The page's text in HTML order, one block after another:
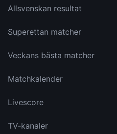
Allsvenskan resultat
Superettan matcher
Veckans bästa matcher
Matchkalender
Livescore
TV-kanaler